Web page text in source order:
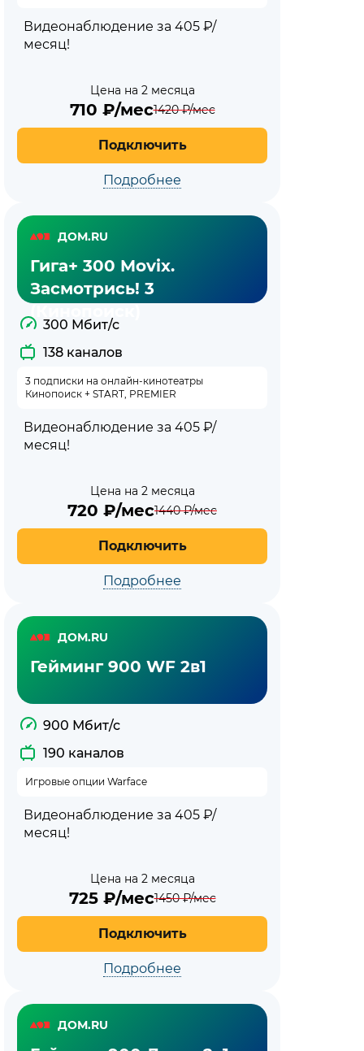
Видеонаблюдение за 405 ₽/
месяц!
Цена на 2 месяца
710 ₽/мес1420₽/мес
Подключить
Подробнее
ДОМ.RU
Гига+ 300 Movix.
Засмотрись! 3
(Кинопоиск)
300 Мбит/с
138 каналов
3 подписки на онлайн-кинотеатры
Кинопоиск + START, PREMIER
Видеонаблюдение за 405 ₽/
месяц!
Цена на 2 месяца
720 ₽/мес1440₽/мес
Подключить
Подробнее
ДОМ.RU
Гейминг 900 WF 2в1
900 Мбит/с
190 каналов
Игровые опции Warface
Видеонаблюдение за 405 ₽/
месяц!
Цена на 2 месяца
725₽/мес1450₽/мес
Подключить
Подробнее
ДОМ.RU